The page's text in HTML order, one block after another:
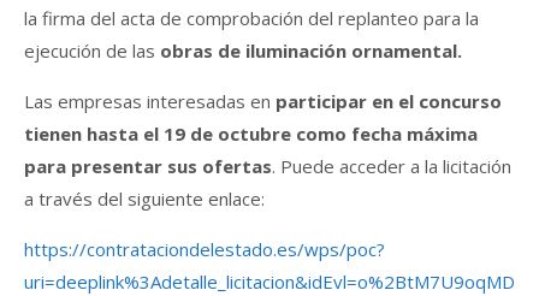
la firma del acta de comprobación del replanteo para la
ejecución de las obras de iluminación ornamental.
Las empresas interesadas en participar en el concurso
tienen hasta el 19 de octubre como fecha máxima
para presentar sus ofertas. Puede acceder a la licitación
a través del siguiente enlace:
https://contrataciondelestado.es/wps/poc?
uri=deeplink%3Adetalle_licitacion&idEvl=o%2BtM7U9oqMD